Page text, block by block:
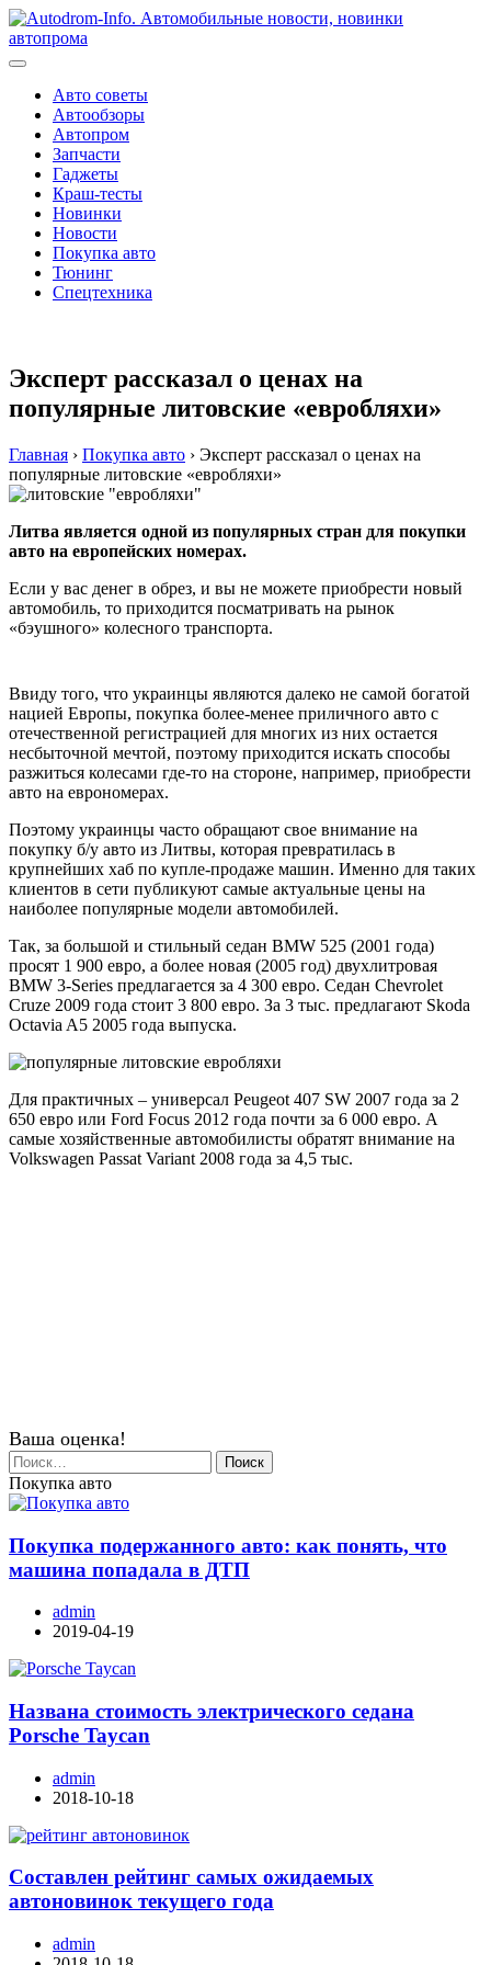
Перейти
к
содержимому
Авто советы
Автообзоры
Автопром
Запчасти
Гаджеты
Краш-тесты
Новинки
Новости
Покупка авто
Тюнинг
Спецтехника
Эксперт рассказал о ценах на
популярные литовские «евробляхи»
Главная › Покупка авто › Эксперт рассказал о ценах на
популярные литовские «евробляхи»
Литва является одной из популярных стран для покупки
авто на европейских номерах.
Если у вас денег в обрез, и вы не можете приобрести новый
автомобиль, то приходится посматривать на рынок
«бэушного» колесного транспорта.
Ввиду того, что украинцы являются далеко не самой богатой
нацией Европы, покупка более-менее приличного авто с
отечественной регистрацией для многих из них остается
несбыточной мечтой, поэтому приходится искать способы
разжиться колесами где-то на стороне, например, приобрести
авто на еврономерах.
Поэтому украинцы часто обращают свое внимание на
покупку б/у авто из Литвы, которая превратилась в
крупнейших хаб по купле-продаже машин. Именно для таких
клиентов в сети публикуют самые актуальные цены на
наиболее популярные модели автомобилей.
Так, за большой и стильный седан BMW 525 (2001 года)
просят 1 900 евро, а более новая (2005 год) двухлитровая
BMW 3-Series предлагается за 4 300 евро. Седан Chevrolet
Cruze 2009 года стоит 3 800 евро. За 3 тыс. предлагают Skoda
Octavia A5 2005 года выпуска.
Для практичных – универсал Peugeot 407 SW 2007 года за 2
650 евро или Ford Focus 2012 года почти за 6 000 евро. А
самые хозяйственные автомобилисты обратят внимание на
Volkswagen Passat Variant 2008 года за 4,5 тыс.
Ваша оценка!
Найти:
Покупка авто
Покупка подержанного авто: как понять, что
машина попадала в ДТП
admin
2019-04-19
Названа стоимость электрического седана
Porsche Taycan
admin
2018-10-18
Составлен рейтинг самых ожидаемых
автоновинок текущего года
admin